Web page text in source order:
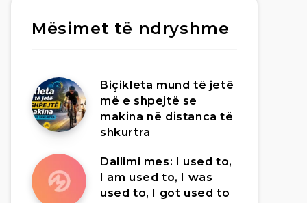
Mësimet të ndryshme
Biçikleta mund të jetë
më e shpejtë se
makina në distanca të
shkurtra
Dallimi mes: I used to,
I am used to, I was
used to, I got used to